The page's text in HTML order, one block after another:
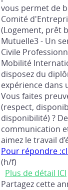
vous permet de
Comité
(Logement, prêt
Mutuelle3 - Un
Civile
Mobilité
disposez du
expérience dans
Vous faites
(respect,
disponibilité) ?
communication
aimez le travail
Pour répondre
(h/f)
Plus de détail ICI
Partagez cette